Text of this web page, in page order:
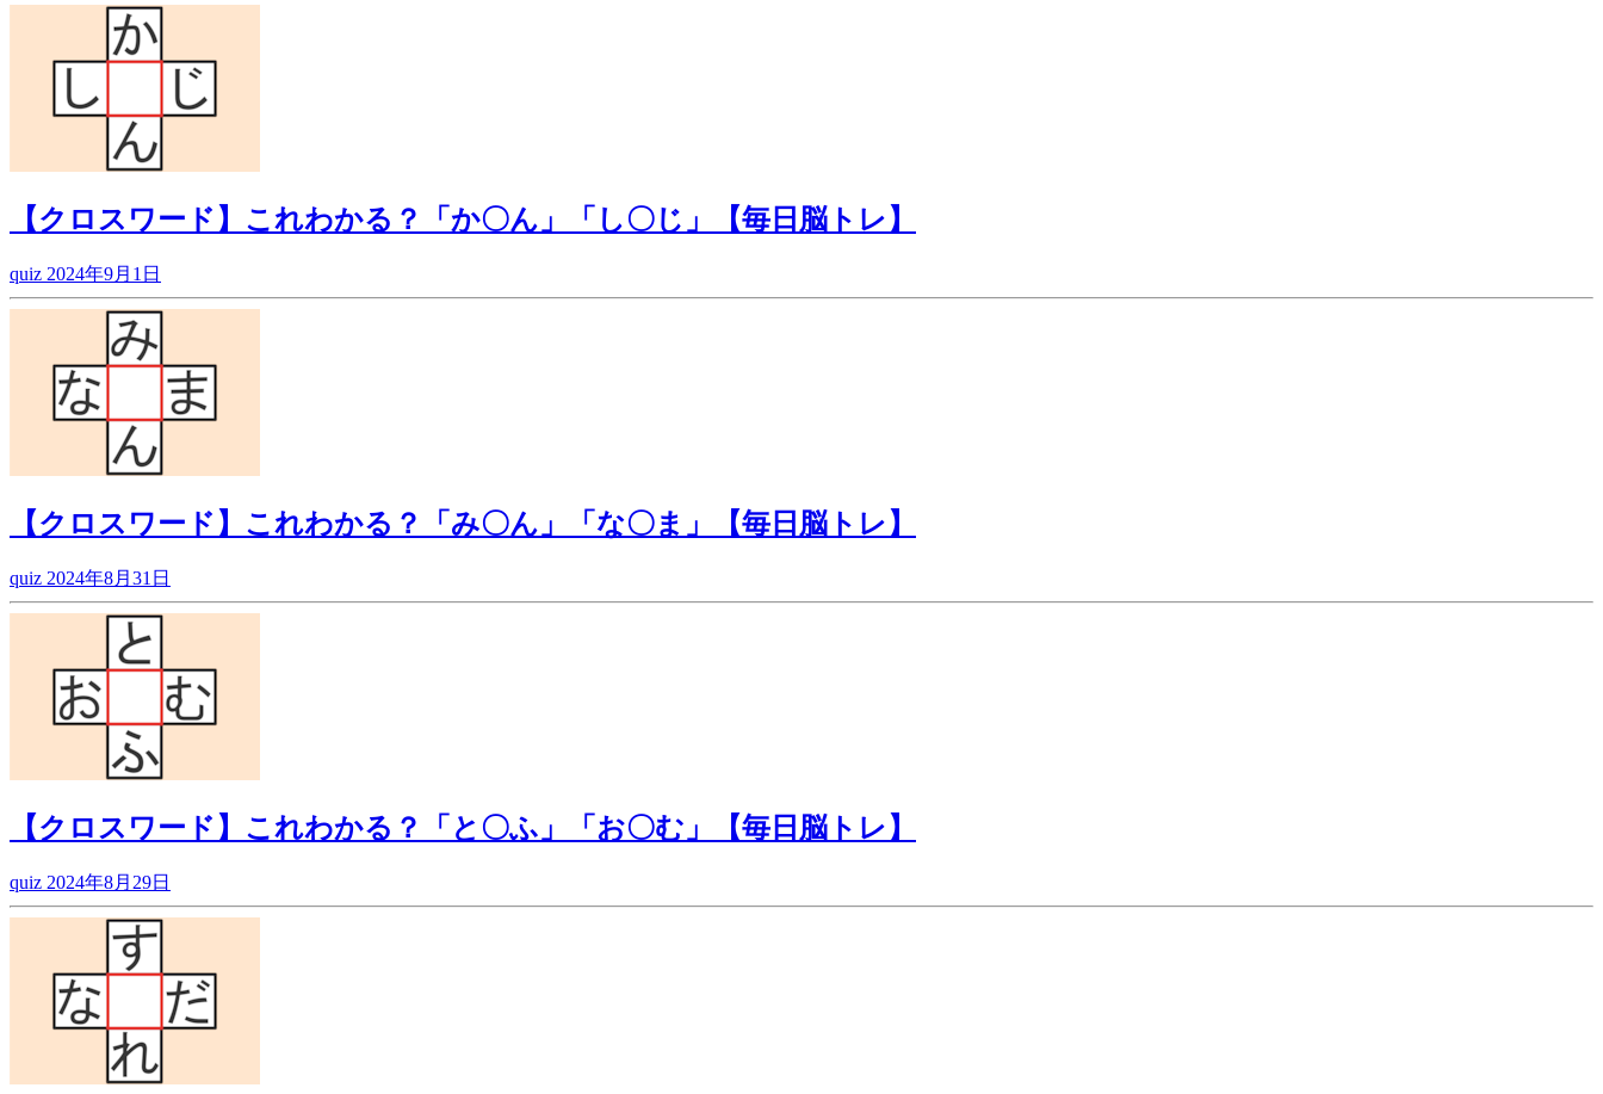
【クロスワード】これわかる？「か〇ん」「し〇じ」【毎日脳トレ】
quiz 2024年9月1日
【クロスワード】これわかる？「み〇ん」「な〇ま」【毎日脳トレ】
quiz 2024年8月31日
【クロスワード】これわかる？「と〇ふ」「お〇む」【毎日脳トレ】
quiz 2024年8月29日